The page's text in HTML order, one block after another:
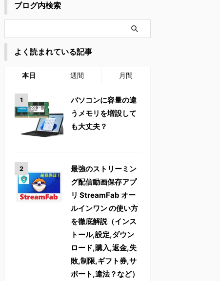
ブログ内検索
よく読まれている記事
本日 週間 月間
パソコンに容量の違
うメモリを増設して
も大丈夫？
最強のストリーミン
グ配信動画保存アプ
リ StreamFab オー
ルインワン の使い方
を徹底解説（インス
トール,設定,ダウン
ロード,購入,返金,失
敗,制限,ギフト券,サ
ポート,違法？など）